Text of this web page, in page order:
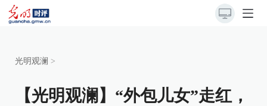
光明观澜 >
【光明观澜】“外包儿女”走红，